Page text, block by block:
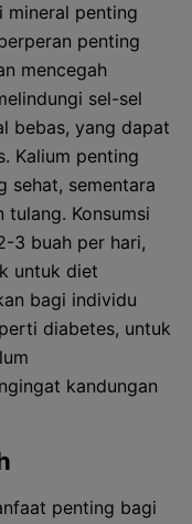
mineral penting
penting
mencegah
sel-sel
bebas, yang dapat
Kalium penting
sehat, sementara
tulang. Konsumsi
3 buah per hari,
untuk diet
bagi individu
diabetes, untuk
kandungan
penting bagi